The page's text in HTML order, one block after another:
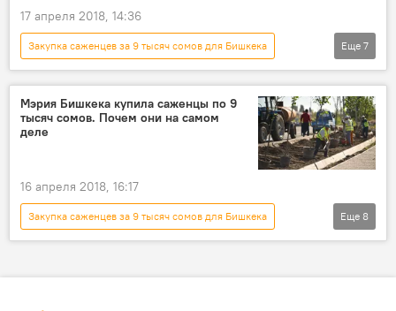
17 апреля 2018, 14:36
Закупка саженцев за 9 тысяч сомов для Бишкека
Общество
Новости
Кыргызстан
экономика
Бишкек
МП "Бишкекзеленстрой"
саженцы
Еще 7
Мэрия Бишкека купила саженцы по 9
тысяч сомов. Почем они на самом
деле
16 апреля 2018, 16:17
Закупка саженцев за 9 тысяч сомов для Бишкека
Общество
Новости
Кыргызстан
Еще 8